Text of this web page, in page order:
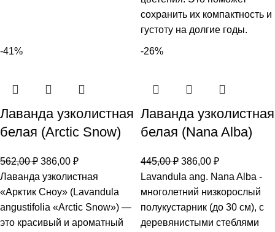
сохранить их компактность и
густоту на долгие годы.
-41%
Лаванда узколистная
белая (Arctic Snow)
562,00₽ 386,00 ₽
Лаванда узколистная
«Арктик Сноу» (Lavandula
angustifolia «Arctic Snow») —
это красивый и ароматный
-26%
Лаванда узколистная
белая (Nana Alba)
445,00₽ 386,00 ₽
Lavandula ang. Nana Alba -
многолетний низкорослый
полукустарник (до 30 см), с
деревянистыми стеблями